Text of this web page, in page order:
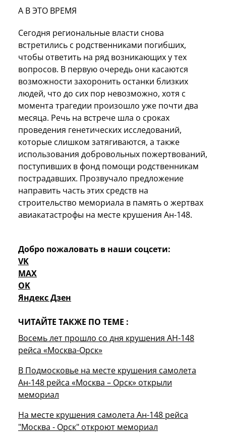
А В ЭТО ВРЕМЯ
Сегодня региональные власти снова
встретились с родственниками погибших,
чтобы ответить на ряд возникающих у тех
вопросов. В первую очередь они касаются
возможности захоронить останки близких
людей, что до сих пор невозможно, хотя с
момента трагедии произошло уже почти два
месяца. Речь на встрече шла о сроках
проведения генетических исследований,
которые слишком затягиваются, а также
использования добровольных пожертвований,
поступивших в фонд помощи родственникам
пострадавших. Прозвучало предложение
направить часть этих средств на
строительство мемориала в память о жертвах
авиакатастрофы на месте крушения Ан-148.
Добро пожаловать в наши соцсети:
VK
MAX
OK
Яндекс Дзен
ЧИТАЙТЕ ТАКЖЕ ПО ТЕМЕ :
Восемь лет прошло со дня крушения АН-148
рейса «Москва-Орск»
В Подмосковье на месте крушения самолета
Ан-148 рейса «Москва – Орск» открыли
мемориал
На месте крушения самолета Ан-148 рейса
"Москва - Орск" откроют мемориал